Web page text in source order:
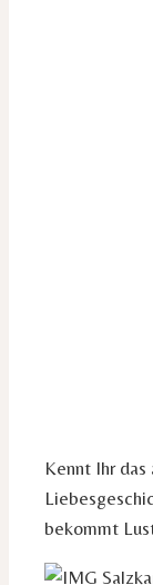
Kennt Ihr
bekommt